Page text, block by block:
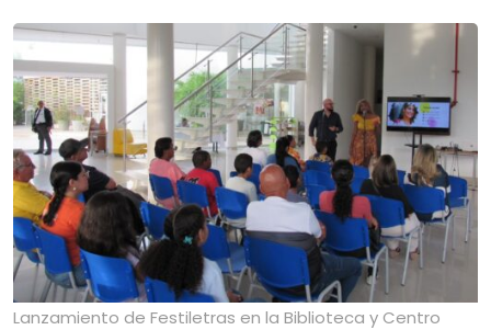
Lanzamiento de Festiletras en la Biblioteca y Centro